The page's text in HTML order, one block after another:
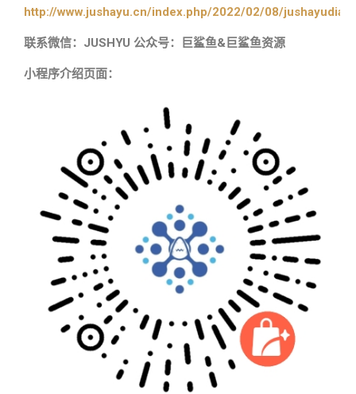
http://www.jushayu.cn/index.php/2022/02/08/
联系微信：JUSHYU 公众号：巨鲨鱼&巨鲨鱼资源
小程序介绍页面：